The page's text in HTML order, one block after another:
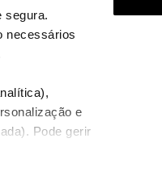
segura.
necessários
e
Pode gerir